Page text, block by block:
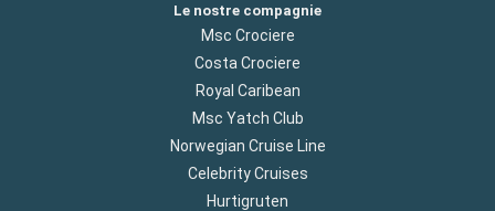
Le nostre compagnie
Msc Crociere
Costa Crociere
Royal Caribean
Msc Yatch Club
Norwegian Cruise Line
Celebrity Cruises
Hurtigruten